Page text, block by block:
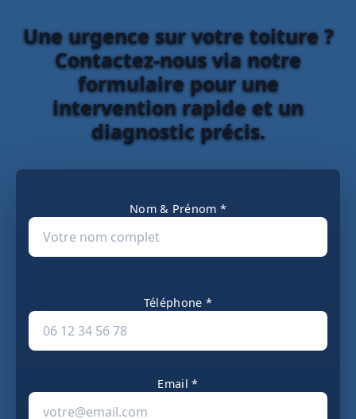
Une urgence sur votre toiture ?
Contactez-nous via notre
formulaire pour une
intervention rapide et un
diagnostic précis.
Nom & Prénom *
Téléphone *
Email *